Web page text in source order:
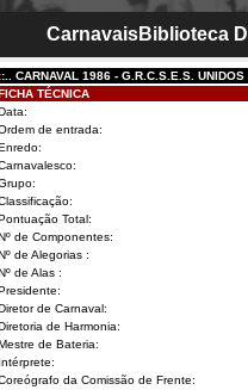
CarnavaisBiblioteca
::.. CARNAVAL 1986 - G.R.C.S.E.S.
TÉCNICA
de entrada:
Total:
de Componentes:
de Alegorias :
de Alas :
de Carnaval:
de Harmonia:
de Bateria:
Intérprete:
da Comissão de Frente: